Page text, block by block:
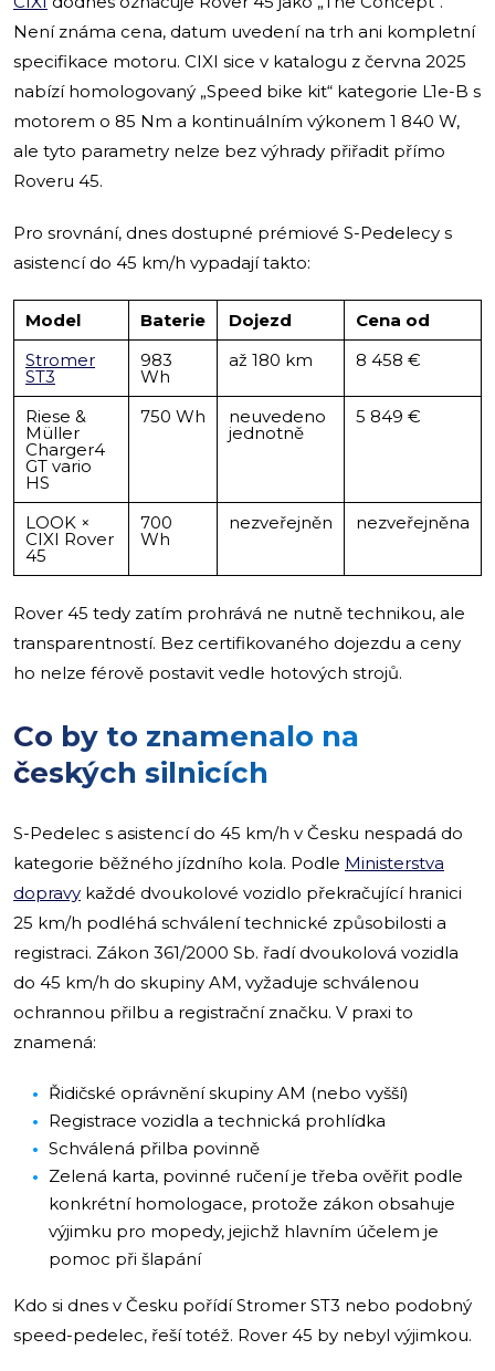
Není známa cena, datum uvedení na trh ani kompletní
specifikace motoru. CIXI sice v katalogu z června 2025
nabízí homologovaný „Speed bike kit“ kategorie L1e-B s
motorem o 85 Nm a kontinuálním výkonem 1 840 W,
ale tyto parametry nelze bez výhrady přiřadit přímo
Roveru 45.
Pro srovnání, dnes dostupné prémiové S-Pedelecy s
asistencí do 45 km/h vypadají takto:
Model Baterie Dojezd
Cena od
Stromer
ST3
983
Wh
až 180 km 8 458 €
Riese &
Müller
Charger4
GT vario
HS
750 Wh neuvedeno
jednotně
5 849 €
LOOK ×
CIXI Rover
45
700
Wh
nezveřejněn nezveřejněna
Rover 45 tedy zatím prohrává ne nutně technikou, ale
transparentností. Bez certifikovaného dojezdu a ceny
ho nelze férově postavit vedle hotových strojů.
Co by to znamenalo na
českých silnicích
S-Pedelec s asistencí do 45 km/h v Česku nespadá do
kategorie běžného jízdního kola. Podle Ministerstva
dopravy každé dvoukolové vozidlo překračující hranici
25 km/h podléhá schválení technické způsobilosti a
registraci. Zákon 361/2000 Sb. řadí dvoukolová vozidla
do 45 km/h do skupiny AM, vyžaduje schválenou
ochrannou přilbu a registrační značku. V praxi to
znamená:
Řidičské oprávnění skupiny AM (nebo vyšší)
Registrace vozidla a technická prohlídka
Schválená přilba povinně
Zelená karta, povinné ručení je třeba ověřit podle
konkrétní homologace, protože zákon obsahuje
výjimku pro mopedy, jejichž hlavním účelem je
pomoc při šlapání
Kdo si dnes v Česku pořídí Stromer ST3 nebo podobný
speed-pedelec, řeší totéž. Rover 45 by nebyl výjimkou.